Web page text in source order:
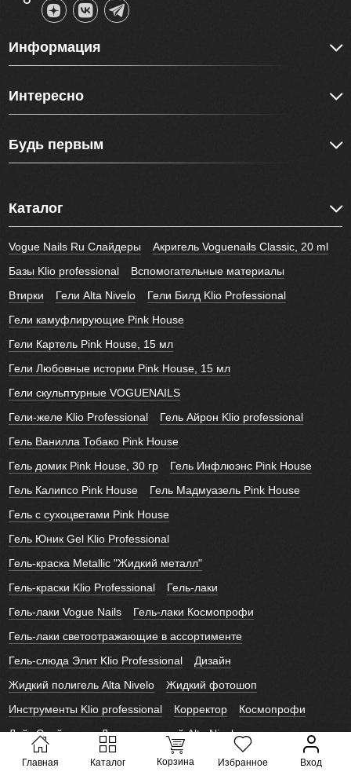
Главная Каталог Корзина Избранное Вход
Информация
Интересно
Будь первым
Каталог
Vogue Nails Ru Слайдеры
Акригель Voguenails Classic, 20 ml
Базы Klio professional
Вспомогательные материалы
Втирки
Гели Alta Nivelo
Гели Билд Klio Professional
Гели камуфлирующие Pink House
Гели Картель Pink House, 15 мл
Гели Любовные истории Pink House, 15 мл
Гели скульптурные VOGUENAILS
Гели-желе Klio Professional
Гель Айрон Klio professional
Гель Ванилла Тобако Pink House
Гель домик Pink House, 30 гр
Гель Инфлюэнс Pink House
Гель Калипсо Pink House
Гель Мадмуазель Pink House
Гель с сухоцветами Pink House
Гель Юник Gel Klio Professional
Гель-краска Metallic "Жидкий металл"
Гель-краски Klio Professional
Гель-лаки
Гель-лаки Vogue Nails
Гель-лаки Космопрофи
Гель-лаки светоотражающие в ассортименте
Гель-слюда Элит Klio Professional
Дизайн
Жидкий полигель Alta Nivelo
Жидкий фотошоп
Инструменты Klio professional
Корректор
Космопрофи
Лайк Слайдеры
Лаки для ногтей Alta Nivelo
Новогодние слайдеры
Полигель Vogue Nails
Слайдеры